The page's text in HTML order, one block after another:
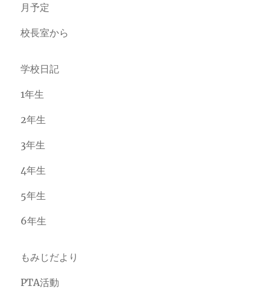
月予定
校長室から
学校日記
1年生
2年生
3年生
4年生
5年生
6年生
もみじだより
PTA活動